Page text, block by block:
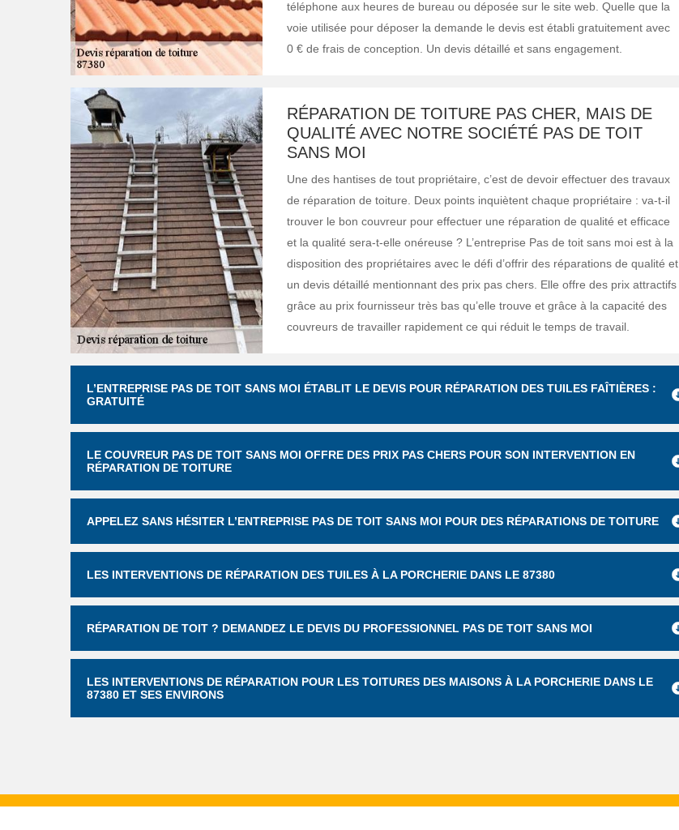
téléphone aux heures de bureau ou déposée sur le site web. Quelle que la
voie utilisée pour déposer la demande le devis est établi gratuitement avec
0 € de frais de conception. Un devis détaillé et sans engagement.
RÉPARATION DE TOITURE PAS CHER, MAIS DE
QUALITÉ AVEC NOTRE SOCIÉTÉ PAS DE TOIT
SANS MOI
Une des hantises de tout propriétaire, c’est de devoir effectuer des travaux
de réparation de toiture. Deux points inquiètent chaque propriétaire : va-t-il
trouver le bon couvreur pour effectuer une réparation de qualité et efficace
et la qualité sera-t-elle onéreuse ? L’entreprise Pas de toit sans moi est à la
disposition des propriétaires avec le défi d’offrir des réparations de qualité et
un devis détaillé mentionnant des prix pas chers. Elle offre des prix attractifs
grâce au prix fournisseur très bas qu’elle trouve et grâce à la capacité des
couvreurs de travailler rapidement ce qui réduit le temps de travail.
L’ENTREPRISE PAS DE TOIT SANS MOI ÉTABLIT LE DEVIS POUR RÉPARATION DES TUILES FAÎTIÈRES :
GRATUITÉ
LE COUVREUR PAS DE TOIT SANS MOI OFFRE DES PRIX PAS CHERS POUR SON INTERVENTION EN
RÉPARATION DE TOITURE
APPELEZ SANS HÉSITER L’ENTREPRISE PAS DE TOIT SANS MOI POUR DES RÉPARATIONS DE TOITURE
LES INTERVENTIONS DE RÉPARATION DES TUILES À LA PORCHERIE DANS LE 87380
RÉPARATION DE TOIT ? DEMANDEZ LE DEVIS DU PROFESSIONNEL PAS DE TOIT SANS MOI
LES INTERVENTIONS DE RÉPARATION POUR LES TOITURES DES MAISONS À LA PORCHERIE DANS LE
87380 ET SES ENVIRONS